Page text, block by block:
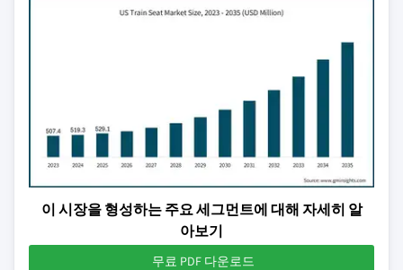
이 시장을 형성하는 주요 세그먼트에 대해 자세히 알
아보기
무료 PDF 다운로드